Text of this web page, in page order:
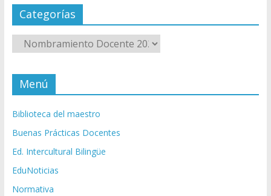
Categorías
Categorías
Menú
Biblioteca del maestro
Buenas Prácticas Docentes
Ed. Intercultural Bilingüe
EduNoticias
Normativa